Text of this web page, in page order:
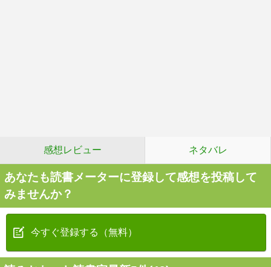
感想レビュー ネタバレ
あなたも読書メーターに登録して感想を投稿して
みませんか？
今すぐ登録する（無料）